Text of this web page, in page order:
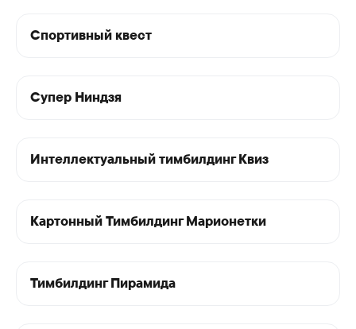
Спортивный квест
Супер Ниндзя
Интеллектуальный тимбилдинг Квиз
Картонный Тимбилдинг Марионетки
Тимбилдинг Пирамида